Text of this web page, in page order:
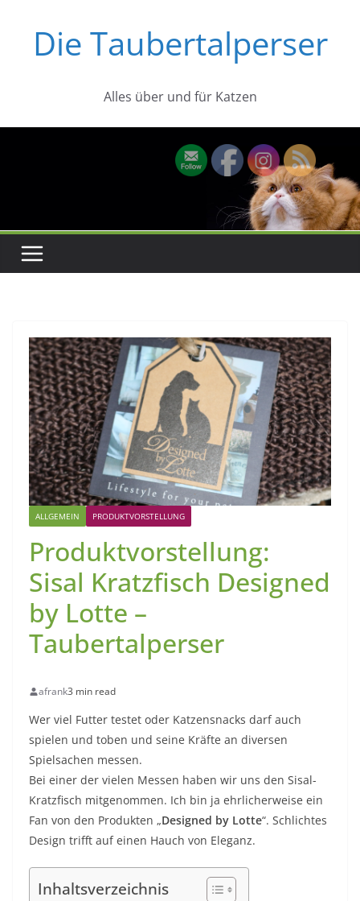
springenDie Taubertalperser
Alles über und für Katzen
ALLGEMEIN PRODUKTVORSTELLUNG
Produktvorstellung:
Sisal Kratzfisch Designed
by Lotte –
Taubertalperser
afrank3 min read
Wer viel Futter testet oder Katzensnacks darf auch
spielen und toben und seine Kräfte an diversen
Spielsachen messen.
Bei einer der vielen Messen haben wir uns den Sisal-
Kratzfisch mitgenommen. Ich bin ja ehrlicherweise ein
Fan von den Produkten „Designed by Lotte“. Schlichtes
Design trifft auf einen Hauch von Eleganz.
Inhaltsverzeichnis